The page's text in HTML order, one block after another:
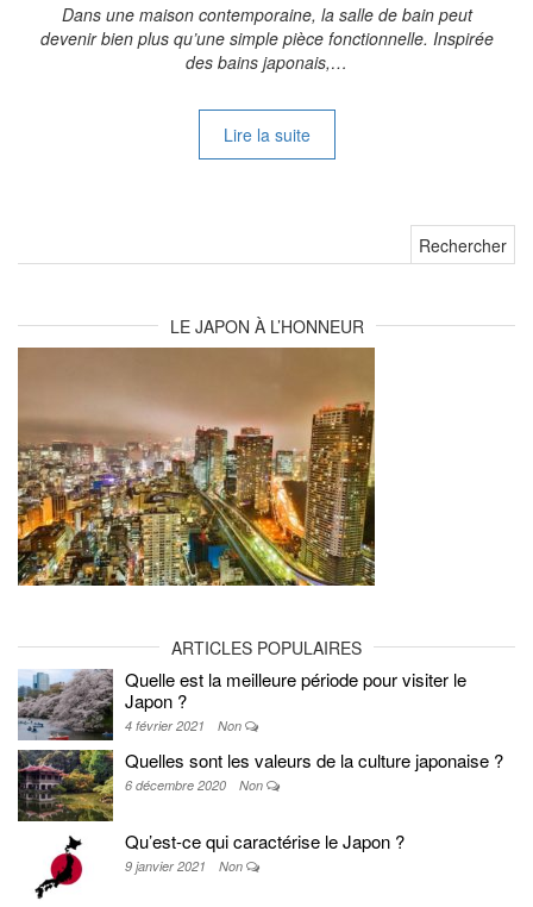
Dans une maison contemporaine, la salle de bain peut
devenir bien plus qu’une simple pièce fonctionnelle. Inspirée
des bains japonais,…
Lire la suite
LE JAPON À L’HONNEUR
ARTICLES POPULAIRES
Quelle est la meilleure période pour visiter le
Japon ?
4 février 2021 Non
Quelles sont les valeurs de la culture japonaise ?
6 décembre 2020 Non
Qu’est-ce qui caractérise le Japon ?
9 janvier 2021 Non